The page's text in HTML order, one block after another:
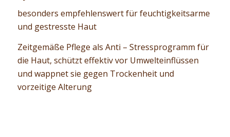
besonders empfehlenswert für feuchtigkeitsarme
und gestresste Haut
Zeitgemäße Pflege als Anti – Stressprogramm für
die Haut, schützt effektiv vor Umwelteinflüssen
und wappnet sie gegen Trockenheit und
vorzeitige Alterung